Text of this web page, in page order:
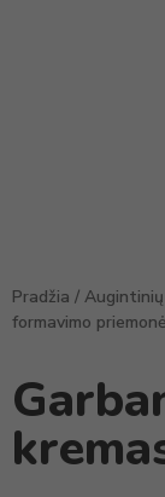
Pradžia /
formavimo